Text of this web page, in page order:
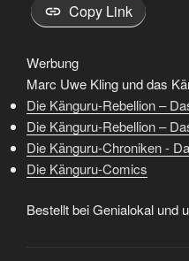
Copy Link
Werbung
Marc Uwe Kling und das
Die Känguru-Rebellion –
Die Känguru-Rebellion –
Die Känguru-Chroniken -
Die Känguru-Comics
Bestellt bei Genialokal und